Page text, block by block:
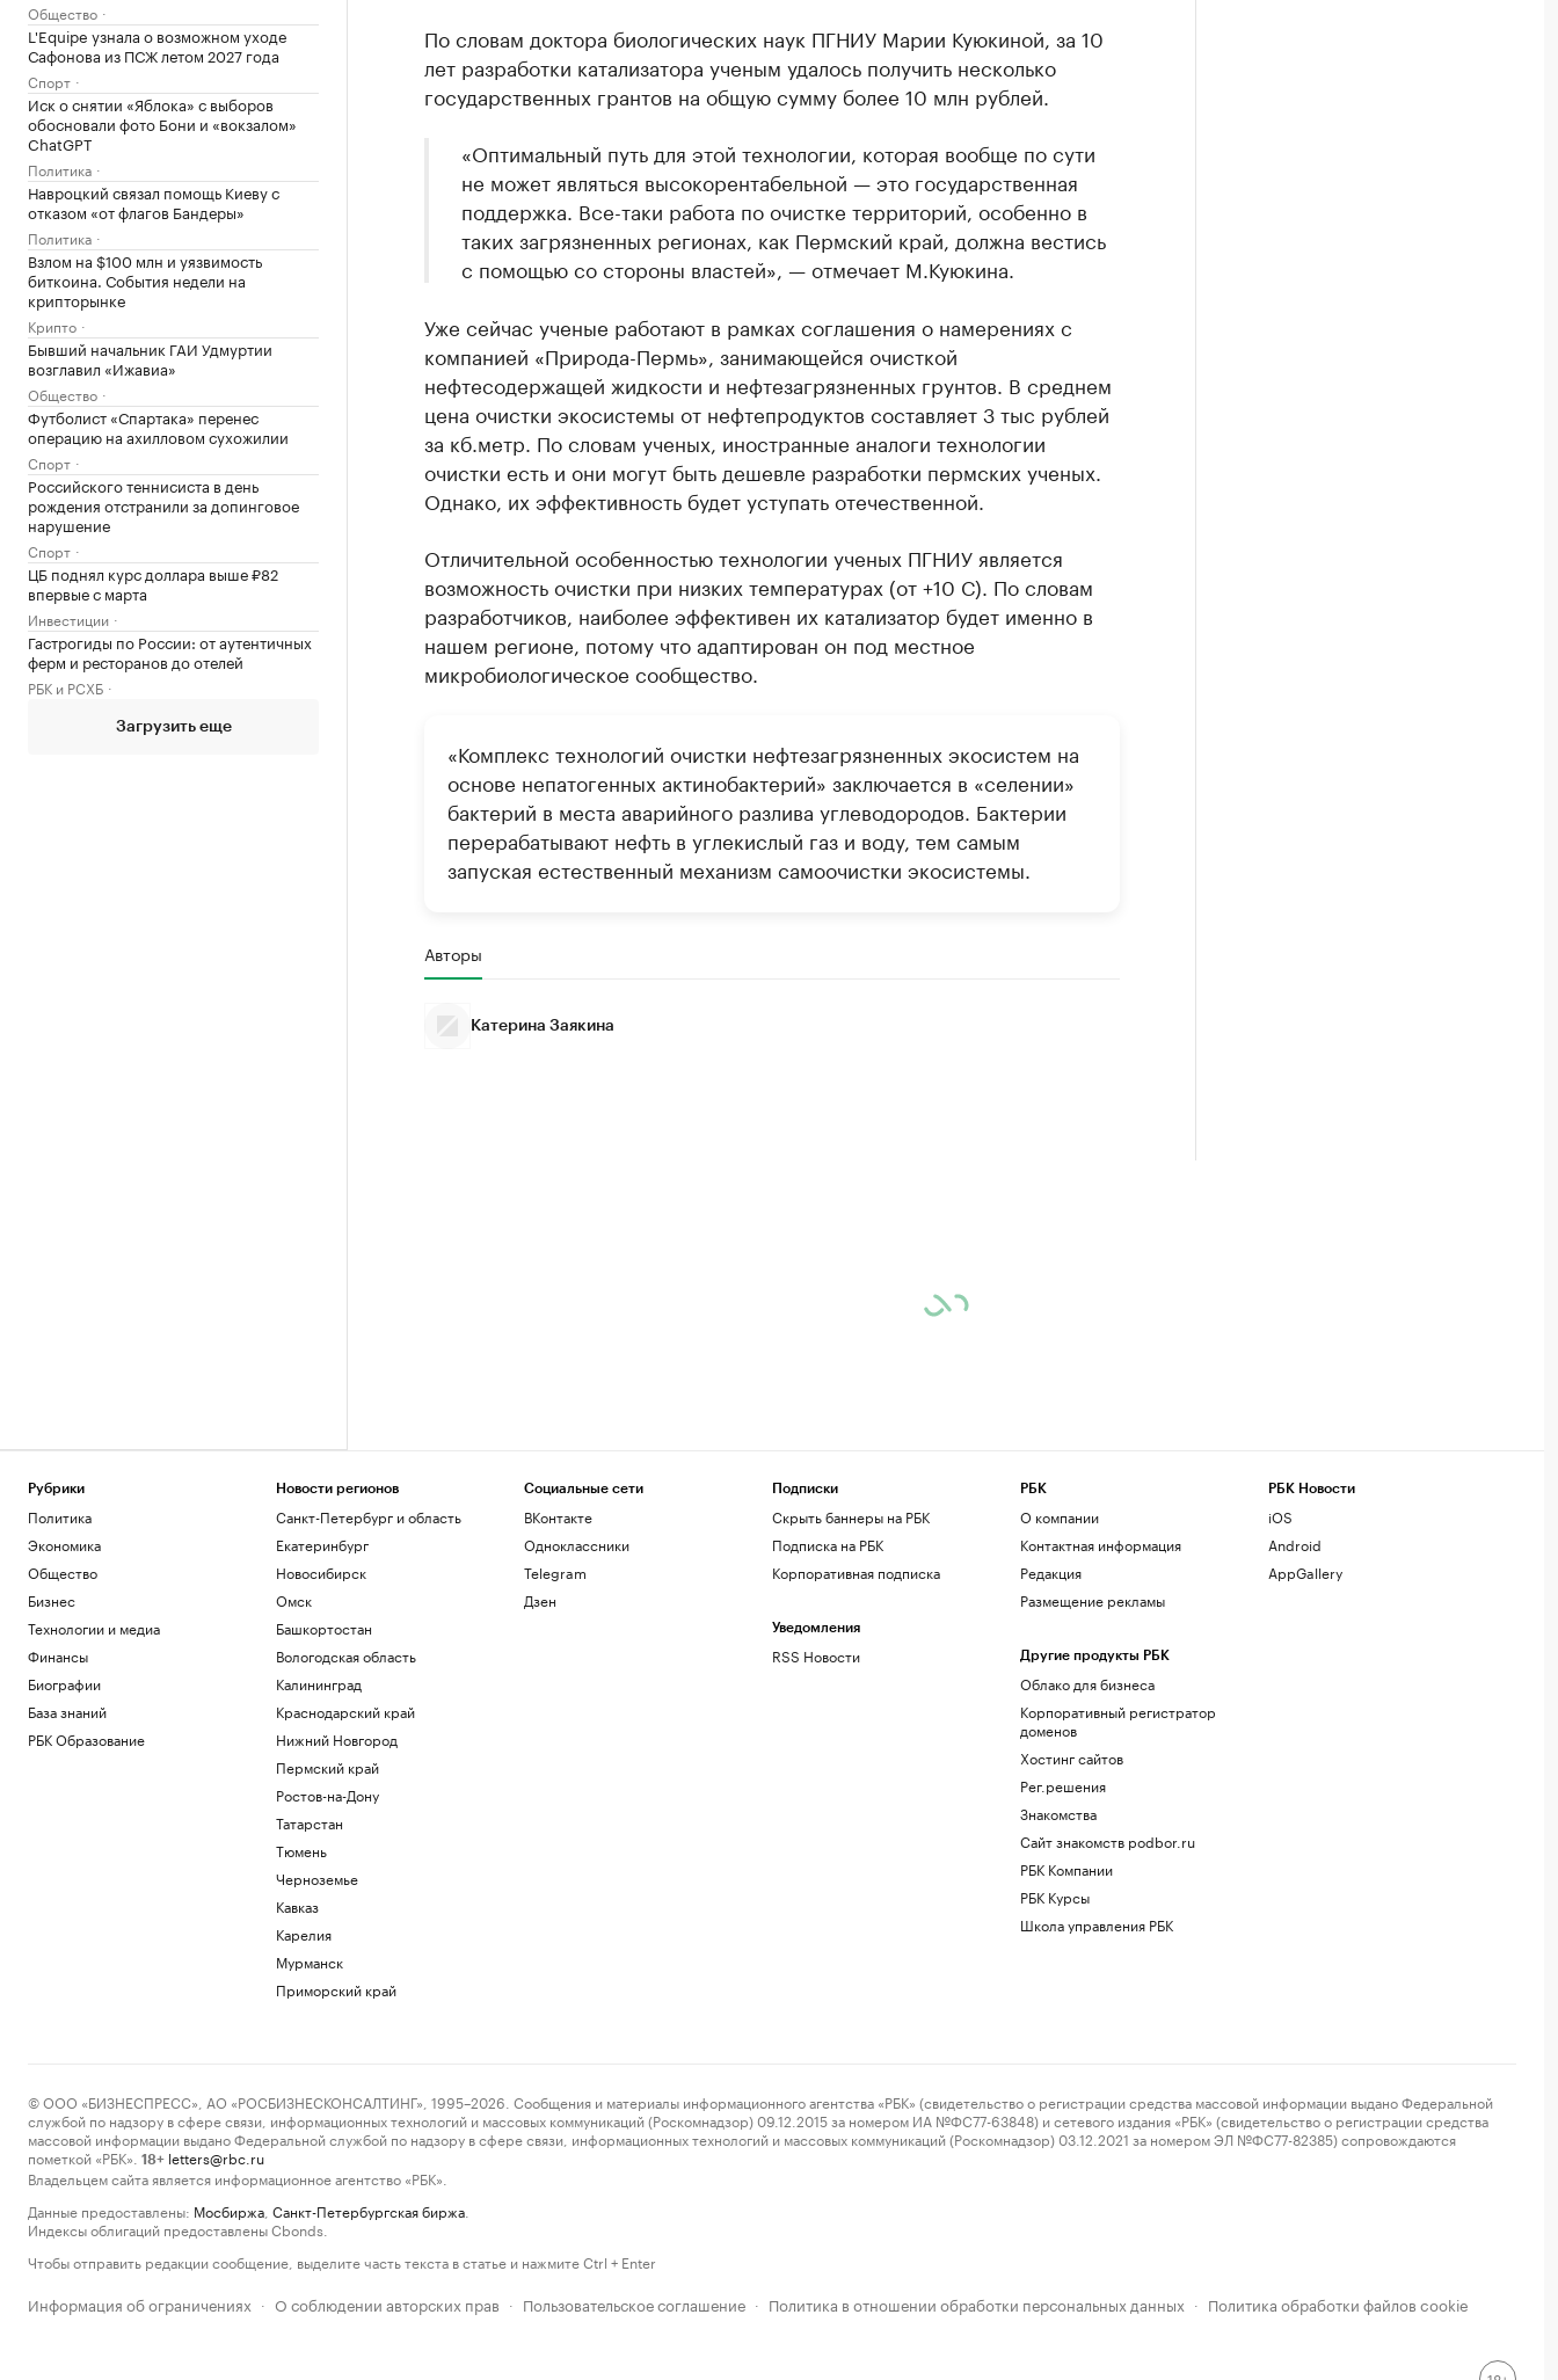
Общество
L'Equipe узнала о возможном уходе
Сафонова из ПСЖ летом 2027 года
Спорт
Иск о снятии «Яблока» с выборов
обосновали фото Бони и «вокзалом»
ChatGPT
Политика
Навроцкий связал помощь Киеву с
отказом «от флагов Бандеры»
Политика
Взлом на $100 млн и уязвимость
биткоина. События недели на
крипторынке
Крипто
Бывший начальник ГАИ Удмуртии
возглавил «Ижавиа»
Общество
Футболист «Спартака» перенес
операцию на ахилловом сухожилии
Спорт
Российского теннисиста в день
рождения отстранили за допинговое
нарушение
Спорт
ЦБ поднял курс доллара выше ₽82
впервые с марта
Инвестиции
Гастрогиды по России: от аутентичных
ферм и ресторанов до отелей
РБК и РСХБ
Загрузить еще
По словам доктора биологических наук ПГНИУ Марии Куюкиной, за 10
лет разработки катализатора ученым удалось получить несколько
государственных грантов на общую сумму более 10 млн рублей.
«Оптимальный путь для этой технологии, которая вообще по сути
не может являться высокорентабельной — это государственная
поддержка. Все-таки работа по очистке территорий, особенно в
таких загрязненных регионах, как Пермский край, должна вестись
с помощью со стороны властей», — отмечает М.Куюкина.
Уже сейчас ученые работают в рамках соглашения о намерениях с
компанией «Природа-Пермь», занимающейся очисткой
нефтесодержащей жидкости и нефтезагрязненных грунтов. В среднем
цена очистки экосистемы от нефтепродуктов составляет 3 тыс рублей
за кб.метр. По словам ученых, иностранные аналоги технологии
очистки есть и они могут быть дешевле разработки пермских ученых.
Однако, их эффективность будет уступать отечественной.
Отличительной особенностью технологии ученых ПГНИУ является
возможность очистки при низких температурах (от +10 С). По словам
разработчиков, наиболее эффективен их катализатор будет именно в
нашем регионе, потому что адаптирован он под местное
микробиологическое сообщество.
«Комплекс технологий очистки нефтезагрязненных экосистем на
основе непатогенных актинобактерий» заключается в «селении»
бактерий в места аварийного разлива углеводородов. Бактерии
перерабатывают нефть в углекислый газ и воду, тем самым
запуская естественный механизм самоочистки экосистемы.
Авторы
Катерина Заякина
Рубрики
Политика
Экономика
Общество
Бизнес
Технологии и медиа
Финансы
Биографии
База знаний
РБК Образование
Новости регионов
Санкт-Петербург и область
Екатеринбург
Новосибирск
Омск
Башкортостан
Вологодская область
Калининград
Краснодарский край
Нижний Новгород
Пермский край
Ростов-на-Дону
Татарстан
Тюмень
Черноземье
Кавказ
Карелия
Мурманск
Приморский край
Социальные сети
ВКонтакте
Одноклассники
Telegram
Дзен
Подписки
Скрыть баннеры на РБК
Подписка на РБК
Корпоративная подписка
Уведомления
RSS Новости
РБК
О компании
Контактная информация
Редакция
Размещение рекламы
Другие продукты РБК
Облако для бизнеса
Корпоративный регистратор
доменов
Хостинг сайтов
Рег.решения
Знакомства
Сайт знакомств podbor.ru
РБК Компании
РБК Курсы
Школа управления РБК
РБК Новости
iOS
Android
AppGallery
© ООО «БИЗНЕСПРЕСС», АО «РОСБИЗНЕСКОНСАЛТИНГ», 1995–2026. Сообщения и материалы информационного агентства «РБК» (свидетельство о регистрации средства массовой информации выдано Федеральной
службой по надзору в сфере связи, информационных технологий и массовых коммуникаций (Роскомнадзор) 09.12.2015 за номером ИА №ФС77-63848) и сетевого издания «РБК» (свидетельство о регистрации средства
массовой информации выдано Федеральной службой по надзору в сфере связи, информационных технологий и массовых коммуникаций (Роскомнадзор) 03.12.2021 за номером ЭЛ №ФС77-82385) сопровождаются
пометкой «РБК».
18+ letters@rbc.ru
Владельцем сайта является информационное агентство «РБК».
Данные предоставлены: Мосбиржа Санкт-Петербургская биржа
Индексы облигаций предоставлены Cbonds.
Чтобы отправить редакции сообщение, выделите часть текста в статье и нажмите Ctrl + Enter
Информация об ограничениях · О соблюдении авторских прав · Пользовательское соглашение · Политика в отношении обработки персональных данных · Политика обработки файлов cookie